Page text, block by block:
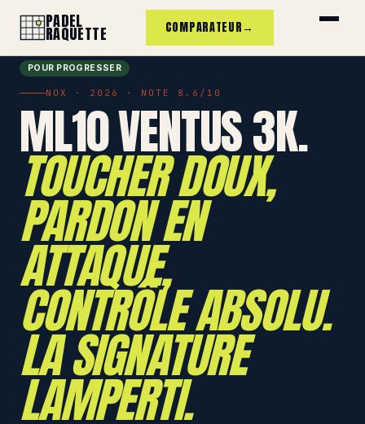
PADEL
RAQUETTE COMPARATEUR→
POUR PROGRESSER
NOX · 2026 · NOTE 8.6/10
ML10 VENTUS 3K.
TOUCHER DOUX,
PARDON EN
ATTAQUE,
CONTRÔLE ABSOLU.
LA SIGNATURE
LAMPERTI.